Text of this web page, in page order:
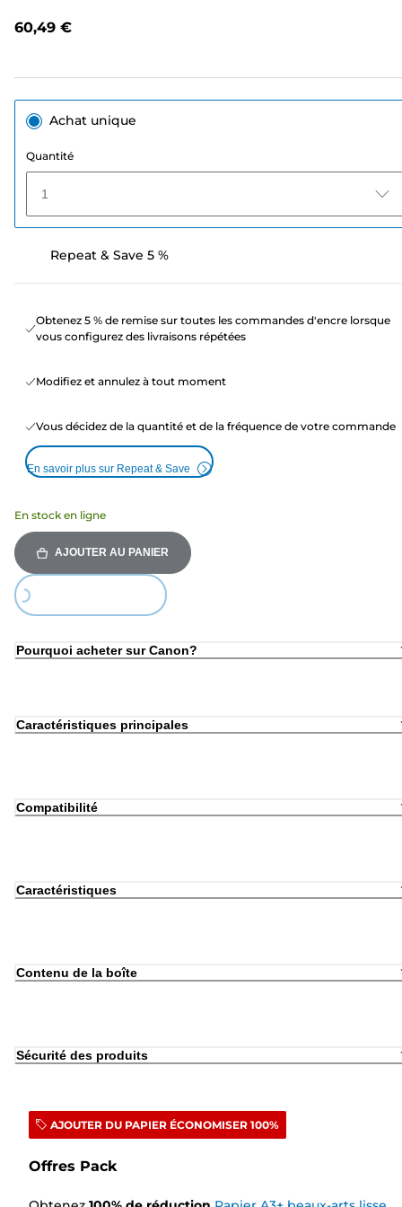
60,49 €
Achat unique
Quantité
1
Repeat & Save 5 %
Obtenez 5 % de remise sur toutes les commandes d'encre lorsque
vous configurez des livraisons répétées
Modifiez et annulez à tout moment
Vous décidez de la quantité et de la fréquence de votre commande
En savoir plus sur Repeat & Save
En stock en ligne
AJOUTER AU PANIER
Loading...
Pourquoi acheter sur Canon?
Caractéristiques principales
Compatibilité
Caractéristiques
Contenu de la boîte
Sécurité des produits
AJOUTER DU PAPIER ÉCONOMISER 100%
Offres Pack